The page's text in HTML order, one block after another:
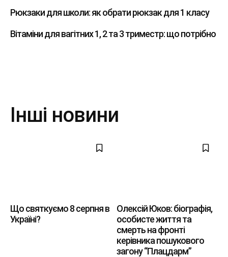
Рюкзаки для школи: як обрати рюкзак для 1 класу
Вітаміни для вагітних 1, 2 та 3 триместр: що потрібно
Інші новини
Що святкуємо 8 серпня в
Україні?
Олексій Юков: біографія,
особисте життя та
смерть на фронті
керівника пошукового
загону “Плацдарм”